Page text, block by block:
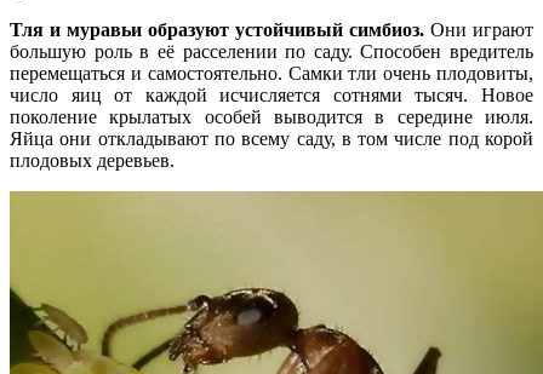
Тля и муравьи образуют устойчивый симбиоз. Они играют
большую роль в её расселении по саду. Способен вредитель
перемещаться и самостоятельно. Самки тли очень плодовиты,
число яиц от каждой исчисляется сотнями тысяч. Новое
поколение крылатых особей выводится в середине июля.
Яйца они откладывают по всему саду, в том числе под корой
плодовых деревьев.